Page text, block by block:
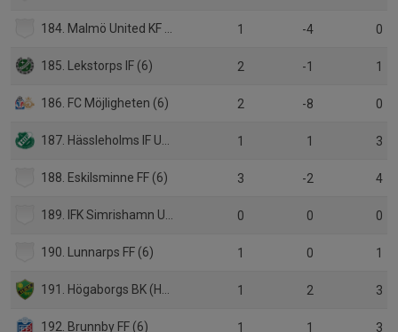
184. Malmö United KF (6) 1 -4 0
185. Lekstorps IF (6) 2 -1 1
186. FC Möjligheten (6) 2 -8 0
187. Hässleholms IF U19 1 1 3
188. Eskilsminne FF (6) 3 -2 4
189. IFK Simrishamn United (5) 0 0 0
190. Lunnarps FF (6) 1 0 1
191. Högaborgs BK (HJ Div.2) 1 2 3
192. Brunnby FF (6) 1 1 3